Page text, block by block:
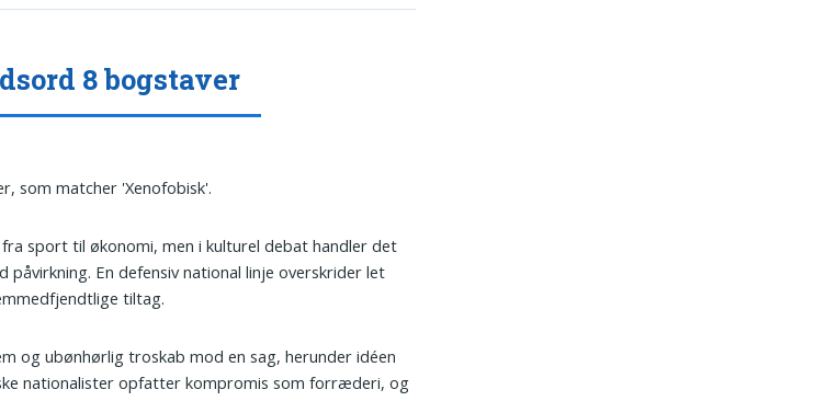
8 bogstaver
som matcher 'Xenofobisk'.
fra sport til økonomi, men i kulturel debat handler det
En defensiv national linje overskrider let
tiltag.
og ubønhørlig troskab mod en sag, herunder idéen
nationalister opfatter kompromis som forræderi, og